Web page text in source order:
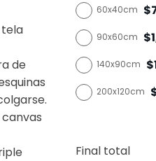
de
60x40cm
90x60cm
140x90cm
200x120cm
Final total